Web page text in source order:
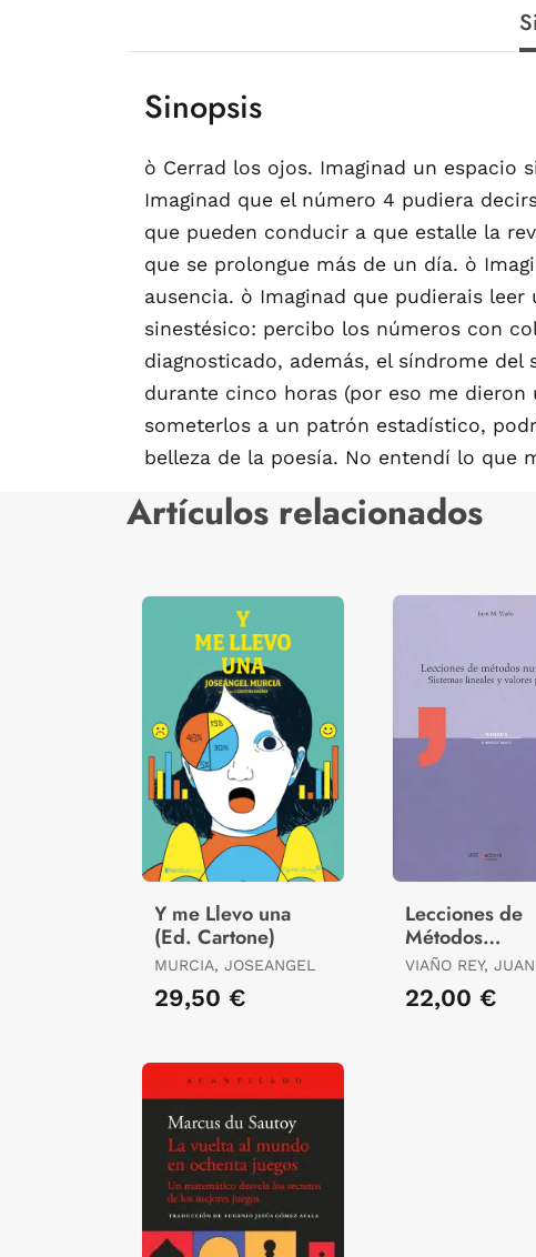
Sinopsis
ò Cerrad los ojos. Imaginad un espacio
Imaginad que el número 4 pudiera
que pueden conducir a que estalle la
que se prolongue más de un día. ò
ausencia. ò Imaginad que pudierais
sinestésico: percibo los números con
diagnosticado, además, el síndrome
durante cinco horas (por eso me dieron
someterlos a un patrón estadístico,
belleza de la poesía. No entendí lo que
Artículos relacionados
Y me Llevo una
(Ed. Cartone)
MURCIA, JOSEANGEL
29,50 €
Lecciones de
Métodos
Numéricos
VIAÑO REY, JUAN
22,00 €